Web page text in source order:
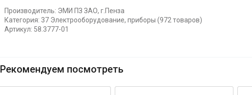
Производитель: ЭМИ ПЗ ЗАО, г.Пенза
Категория: 37 Электрооборудование, приборы (972 товаров)
Артикул: 58.3777-01
Рекомендуем посмотреть